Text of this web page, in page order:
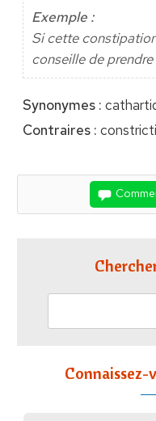
Exemple :
Si cette
conseille de
Synonymes :
Contraires :
Connaissez-